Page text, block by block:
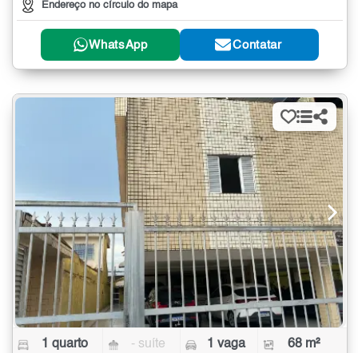
Endereço no círculo do mapa
WhatsApp Contatar
1 quarto - suíte 1 vaga 68 m²